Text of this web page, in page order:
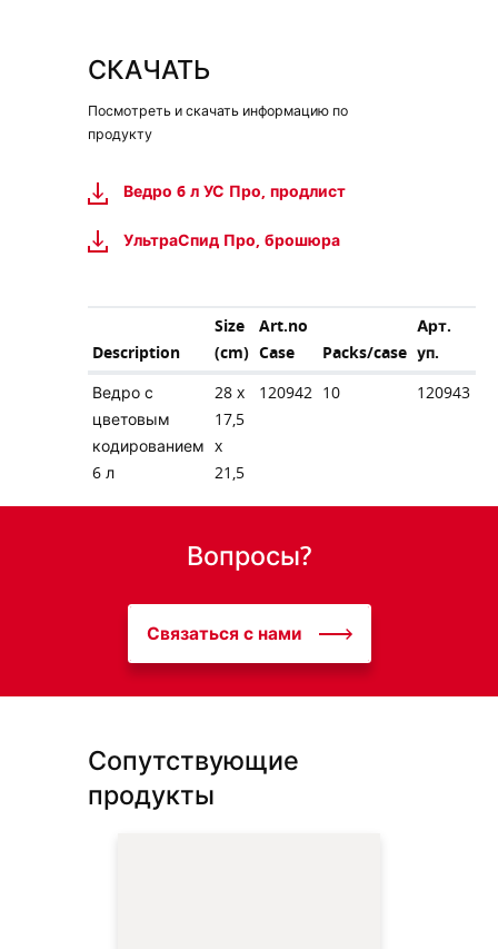
СКАЧАТЬ
Посмотреть и скачать информацию по
продукту
Ведро 6 л УС Про, продлист
УльтраСпид Про, брошюра
Description
Size
(cm)
Art.no
Case
Packs/case
Арт.
уп.
Ведро с
цветовым
кодированием
6 л
28 x
17,5
x
21,5
120942 10 120943
Вопросы?
Связаться с нами
Сопутствующие
продукты